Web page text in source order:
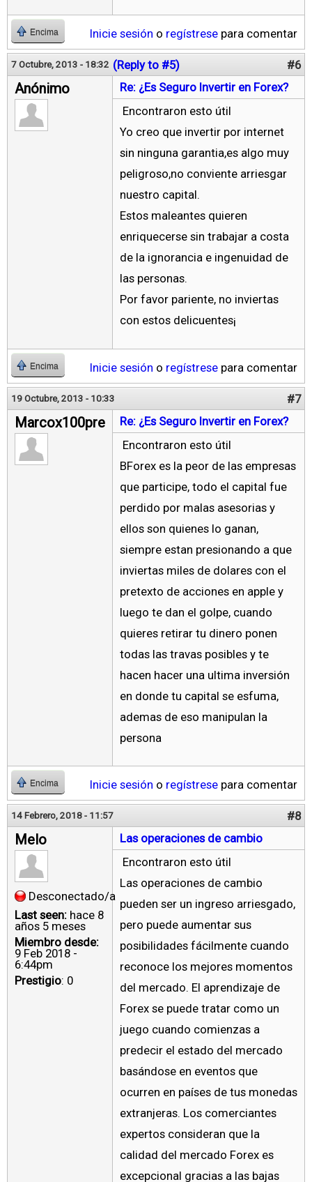
Encima Inicie sesión o regístrese para comentar
7 Octubre, 2013 - 18:32 (Reply to #5) #6
Anónimo
Re: ¿Es Seguro Invertir en Forex?
Encontraron esto útil
Yo creo que invertir por internet
sin ninguna garantia,es algo muy
peligroso,no conviente arriesgar
nuestro capital.
Estos maleantes quieren
enriquecerse sin trabajar a costa
de la ignorancia e ingenuidad de
las personas.
Por favor pariente, no inviertas
con estos delicuentes¡
Encima Inicie sesión o regístrese para comentar
19 Octubre, 2013 - 10:33 #7
Marcox100pre
Re: ¿Es Seguro Invertir en Forex?
Encontraron esto útil
BForex es la peor de las empresas
que participe, todo el capital fue
perdido por malas asesorias y
ellos son quienes lo ganan,
siempre estan presionando a que
inviertas miles de dolares con el
pretexto de acciones en apple y
luego te dan el golpe, cuando
quieres retirar tu dinero ponen
todas las travas posibles y te
hacen hacer una ultima inversión
en donde tu capital se esfuma,
ademas de eso manipulan la
persona
Encima Inicie sesión o regístrese para comentar
14 Febrero, 2018 - 11:57 #8
Melo
Desconectado/a
Last seen: hace 8
años 5 meses
Miembro desde:
9 Feb 2018 -
6:44pm
Prestigio: 0
Las operaciones de cambio
Encontraron esto útil
Las operaciones de cambio
pueden ser un ingreso arriesgado,
pero puede aumentar sus
posibilidades fácilmente cuando
reconoce los mejores momentos
del mercado. El aprendizaje de
Forex se puede tratar como un
juego cuando comienzas a
predecir el estado del mercado
basándose en eventos que
ocurren en países de tus monedas
extranjeras. Los comerciantes
expertos consideran que la
calidad del mercado Forex es
excepcional gracias a las bajas